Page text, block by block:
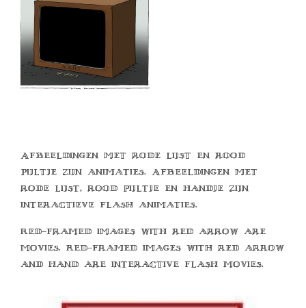
Afbeeldingen met rode lijst en rood
pijltje zijn animaties. Afbeeldingen met
rode lijst, rood pijltje en handje zijn
interactieve flash animaties.
Red-framed images with red arrow are
movies. Red-framed images with red arrow
and hand are interactive flash movies.